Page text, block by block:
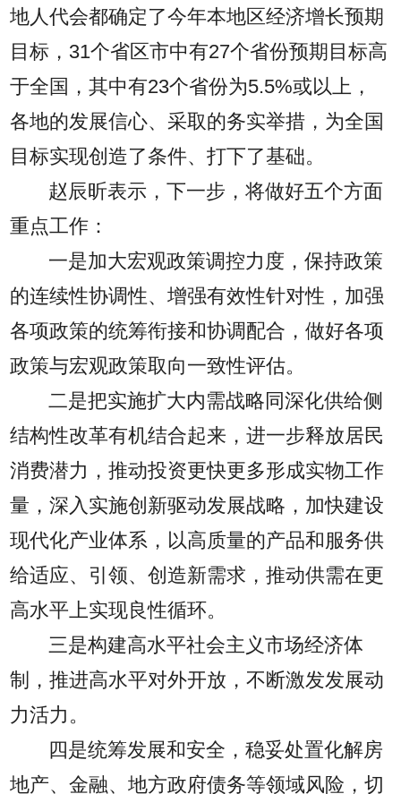
地人代会都确定了今年本地区经济增长预期
目标，31个省区市中有27个省份预期目标高
于全国，其中有23个省份为5.5%或以上，
各地的发展信心、采取的务实举措，为全国
目标实现创造了条件、打下了基础。
赵辰昕表示，下一步，将做好五个方面
重点工作：
一是加大宏观政策调控力度，保持政策
的连续性协调性、增强有效性针对性，加强
各项政策的统筹衔接和协调配合，做好各项
政策与宏观政策取向一致性评估。
二是把实施扩大内需战略同深化供给侧
结构性改革有机结合起来，进一步释放居民
消费潜力，推动投资更快更多形成实物工作
量，深入实施创新驱动发展战略，加快建设
现代化产业体系，以高质量的产品和服务供
给适应、引领、创造新需求，推动供需在更
高水平上实现良性循环。
三是构建高水平社会主义市场经济体
制，推进高水平对外开放，不断激发发展动
力活力。
四是统筹发展和安全，稳妥处置化解房
地产、金融、地方政府债务等领域风险，切